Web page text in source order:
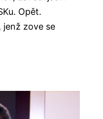
Opět.
jenž zove se